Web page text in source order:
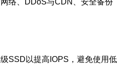
络、DDoS与CDN、安全备份
SSD以提高IOPS，避免使用低